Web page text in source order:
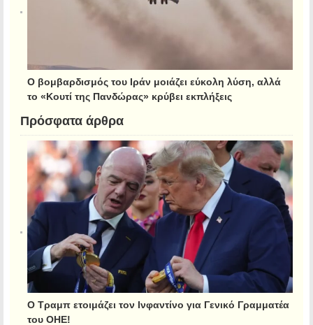
Ο βομβαρδισμός του Ιράν μοιάζει εύκολη λύση, αλλά
το «Κουτί της Πανδώρας» κρύβει εκπλήξεις
Πρόσφατα άρθρα
Ο Τραμπ ετοιμάζει τον Ινφαντίνο για Γενικό Γραμματέα
του ΟΗΕ!